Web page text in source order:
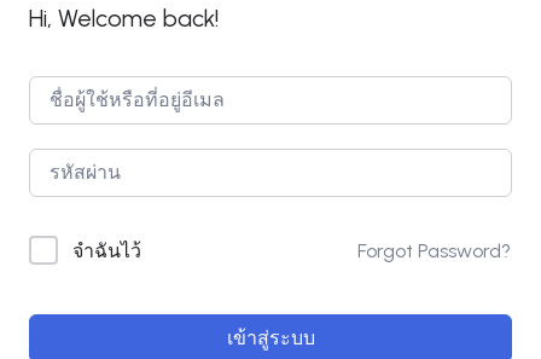
Hi, Welcome back!
จำฉันไว้ Forgot Password?
เข้าสู่ระบบ